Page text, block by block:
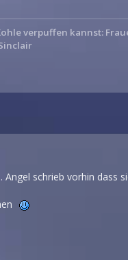
verpuffen kannst:
schrieb vorhin dass